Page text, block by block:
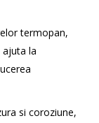
termopan,
ajuta la
si coroziune,